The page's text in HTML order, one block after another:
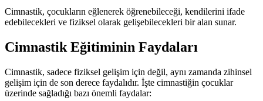
Cimnastik, çocukların eğlenerek öğrenebileceği, kendilerini ifade
edebilecekleri ve fiziksel olarak gelişebilecekleri bir alan sunar.
Cimnastik Eğitiminin Faydaları
Cimnastik, sadece fiziksel gelişim için değil, aynı zamanda zihinsel
gelişim için de son derece faydalıdır. İşte cimnastiğin çocuklar
üzerinde sağladığı bazı önemli faydalar: